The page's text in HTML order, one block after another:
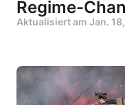
Regime-
Aktualisiert am Jan.